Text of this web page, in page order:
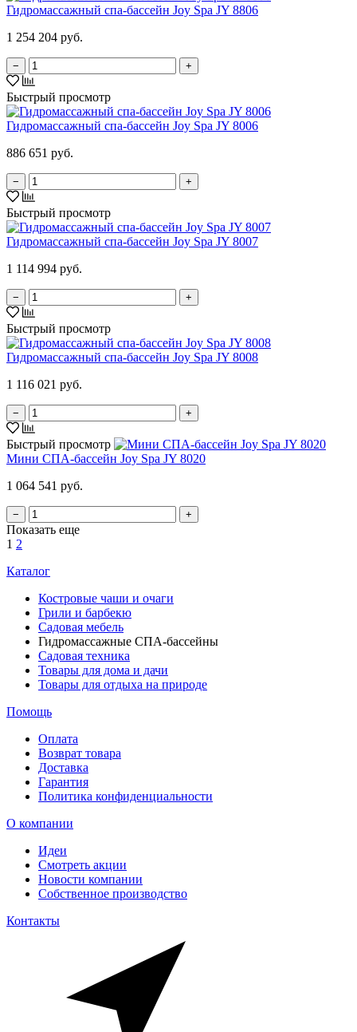
Гидромассажный спа-бассейн Joy Spa JY 8806
1 254 204 руб.
− +
Быстрый просмотр
Гидромассажный спа-бассейн Joy Spa JY 8006
886 651 руб.
− +
Быстрый просмотр
Гидромассажный спа-бассейн Joy Spa JY 8007
1 114 994 руб.
− +
Быстрый просмотр
Гидромассажный спа-бассейн Joy Spa JY 8008
1 116 021 руб.
− +
Быстрый просмотр
Мини СПА-бассейн Joy Spa JY 8020
1 064 541 руб.
− +
Показать еще
1 2
Каталог
Костровые чаши и очаги
Грили и барбекю
Садовая мебель
Гидромассажные СПА-бассейны
Садовая техника
Товары для дома и дачи
Товары для отдыха на природе
Помощь
Оплата
Возврат товара
Доставка
Гарантия
Политика конфиденциальности
О компании
Идеи
Смотреть акции
Новости компании
Собственное производство
Контакты